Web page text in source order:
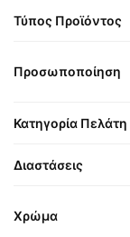
Τύπος Προϊόντος
Προσωποποίηση
Κατηγορία Πελάτη
Διαστάσεις
Χρώμα